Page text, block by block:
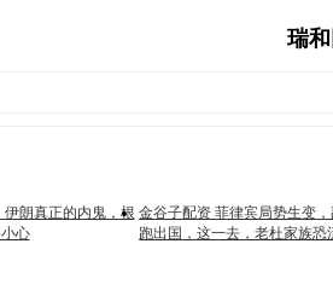
瑞
朗真正的内鬼，根
心
金谷子配资 菲律宾局势生变
跑出国，这一去，老杜家族恐